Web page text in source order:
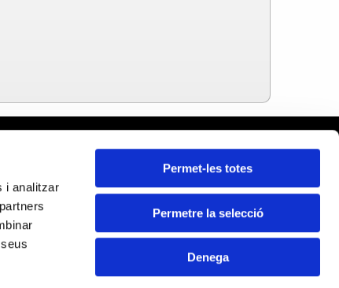
i analitzar
Permet-les totes
Permetre la selecció
Denega
I RESIL·LÈNCIA